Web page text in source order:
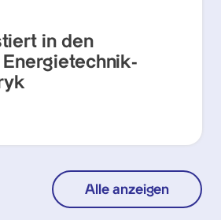
in den
Alle anzeigen